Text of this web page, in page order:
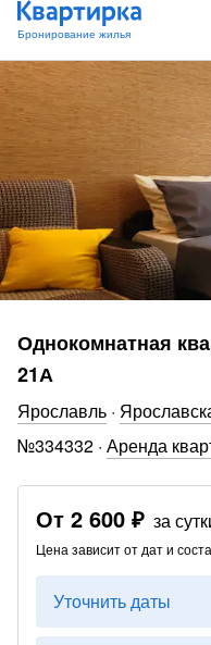
Однокомнатная
21А
Ярославль ·
№334332 · Аренда
От 2 600 ₽ за
Цена зависит от дат и
Уточнить даты